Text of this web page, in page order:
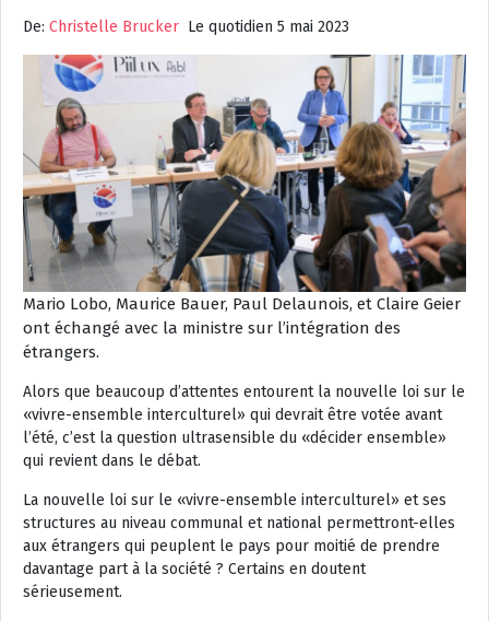
De: Christelle Brucker Le quotidien 5 mai 2023
Mario Lobo, Maurice Bauer, Paul Delaunois, et Claire Geier
ont échangé avec la ministre sur l’intégration des
étrangers.
Alors que beaucoup d’attentes entourent la nouvelle loi sur le
«vivre-ensemble interculturel» qui devrait être votée avant
l’été, c’est la question ultrasensible du «décider ensemble»
qui revient dans le débat.
La nouvelle loi sur le «vivre-ensemble interculturel» et ses
structures au niveau communal et national permettront-elles
aux étrangers qui peuplent le pays pour moitié de prendre
davantage part à la société ? Certains en doutent
sérieusement.